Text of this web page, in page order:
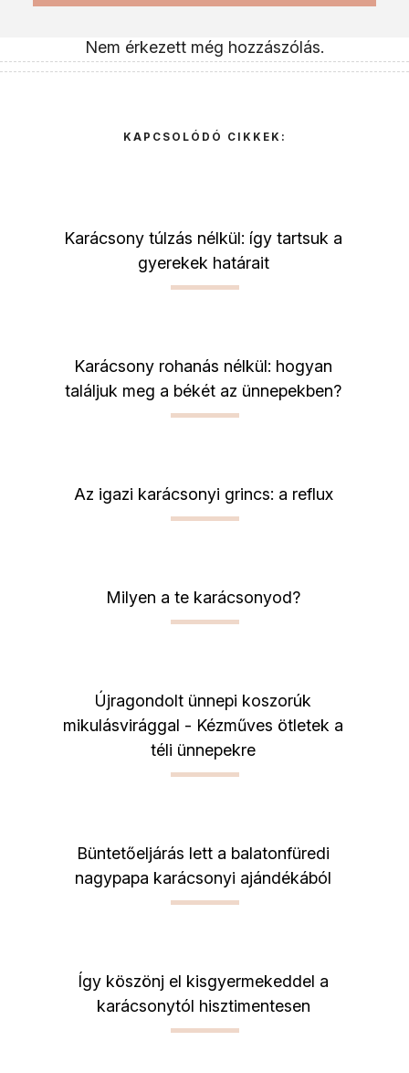
Nem érkezett még hozzászólás.
KAPCSOLÓDÓ CIKKEK:
Karácsony túlzás nélkül: így tartsuk a
gyerekek határait
Karácsony rohanás nélkül: hogyan
találjuk meg a békét az ünnepekben?
Az igazi karácsonyi grincs: a reflux
Milyen a te karácsonyod?
Újragondolt ünnepi koszorúk
mikulásvirággal - Kézműves ötletek a
téli ünnepekre
Büntetőeljárás lett a balatonfüredi
nagypapa karácsonyi ajándékából
Így köszönj el kisgyermekeddel a
karácsonytól hisztimentesen